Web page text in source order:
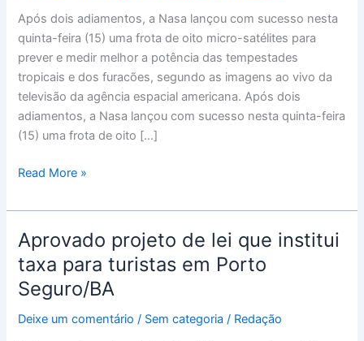
Após dois adiamentos, a Nasa lançou com sucesso nesta
quinta-feira (15) uma frota de oito micro-satélites para
prever e medir melhor a potência das tempestades
tropicais e dos furacões, segundo as imagens ao vivo da
televisão da agência espacial americana. Após dois
adiamentos, a Nasa lançou com sucesso nesta quinta-feira
(15) uma frota de oito […]
medir
potência
de
furacões
Read More »
Aprovado projeto de lei que institui
taxa para turistas em Porto
Seguro/BA
Deixe um comentário / Sem categoria / Redação
Aprovado
projeto
de
lei
que